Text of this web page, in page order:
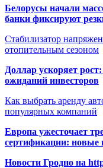
Белорусы начали
банки фиксируют
Стабилизатор
отопительным сезоном
Доллар ускоряет
ожиданий инвесторов
Как выбрать аренду
популярных компаний
Европа ужесточает
сертификации: новые
Новости Гродно на